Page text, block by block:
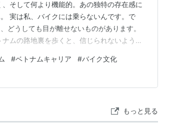
そして何より機能的。あの独特の存在感に
実は私、バイクには乗らないんです。で
どうしても目が離せないものがあります。
ムの路地裏を歩くと、信じられないような
きさの機材まで。あの雑多ながらも合理的な
クに乗せて走…
#ベトナムキャリア #バイク文化
もっと見る